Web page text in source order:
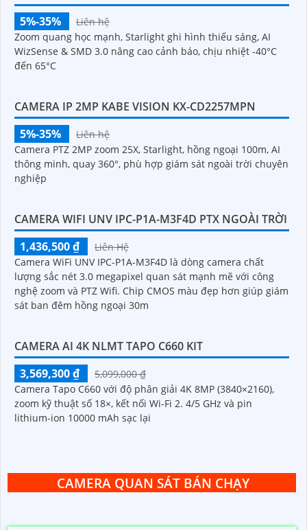
5%-35%
Liên hệ
Zoom quang học mạnh, Starlight ghi hình thiếu sáng, AI
WizSense & SMD 3.0 nâng cao cảnh báo, chịu nhiệt -40°C
đến 65°C
CAMERA IP 2MP KABE VISION KX-CD2257MPN
5%-35%
Liên hệ
Camera PTZ 2MP zoom 25X, Starlight, hồng ngoại 100m, AI
thông minh, quay 360°, phù hợp giám sát ngoài trời chuyên
nghiệp
CAMERA WIFI UNV IPC-P1A-M3F4D PTX NGOÀI TRỜI
1,436,500 ₫
Liên Hệ
Camera WiFi UNV IPC-P1A-M3F4D là dòng camera chất
lượng sắc nét 3.0 megapixel quan sát mạnh mẽ với công
nghệ zoom và PTZ Wifi. Chip CMOS màu đẹp hơn giúp giám
sát ban đêm hồng ngoại 30m
CAMERA AI 4K NLMT TAPO C660 KIT
3,569,300 ₫
5,099,000 ₫
Camera Tapo C660 với độ phân giải 4K 8MP (3840×2160),
zoom kỹ thuật số 18×, kết nối Wi-Fi 2. 4/5 GHz và pin
lithium-ion 10000 mAh sạc lại
CAMERA QUAN SÁT BÁN CHẠY